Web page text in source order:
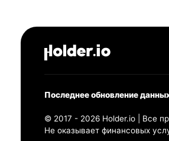
Последнее обновление
© 2017 - 2026 Holder.io | Все
Не оказывает финансовых